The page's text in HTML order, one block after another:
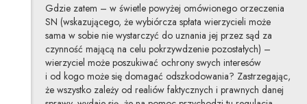
Gdzie zatem – w świetle powyżej omówionego orzeczenia
SN (wskazującego, że wybiórcza spłata wierzycieli może
sama w sobie nie wystarczyć do uznania jej przez sąd za
czynność mającą na celu pokrzywdzenie pozostałych) –
wierzyciel może poszukiwać ochrony swych interesów
i od kogo może się domagać odszkodowania? Zastrzegając,
że wszystko zależy od realiów faktycznych i prawnych danej